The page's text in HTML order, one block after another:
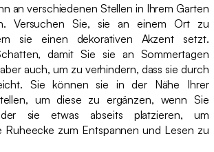
an verschiedenen Stellen in Ihrem Garten
Versuchen Sie, sie an einem Ort zu
sie einen dekorativen Akzent setzt.
damit Sie sie an Sommertagen
auch, um zu verhindern, dass sie durch
Sie können sie in der Nähe Ihrer
um diese zu ergänzen, wenn Sie
sie etwas abseits platzieren, um
Ruheecke zum Entspannen und Lesen zu